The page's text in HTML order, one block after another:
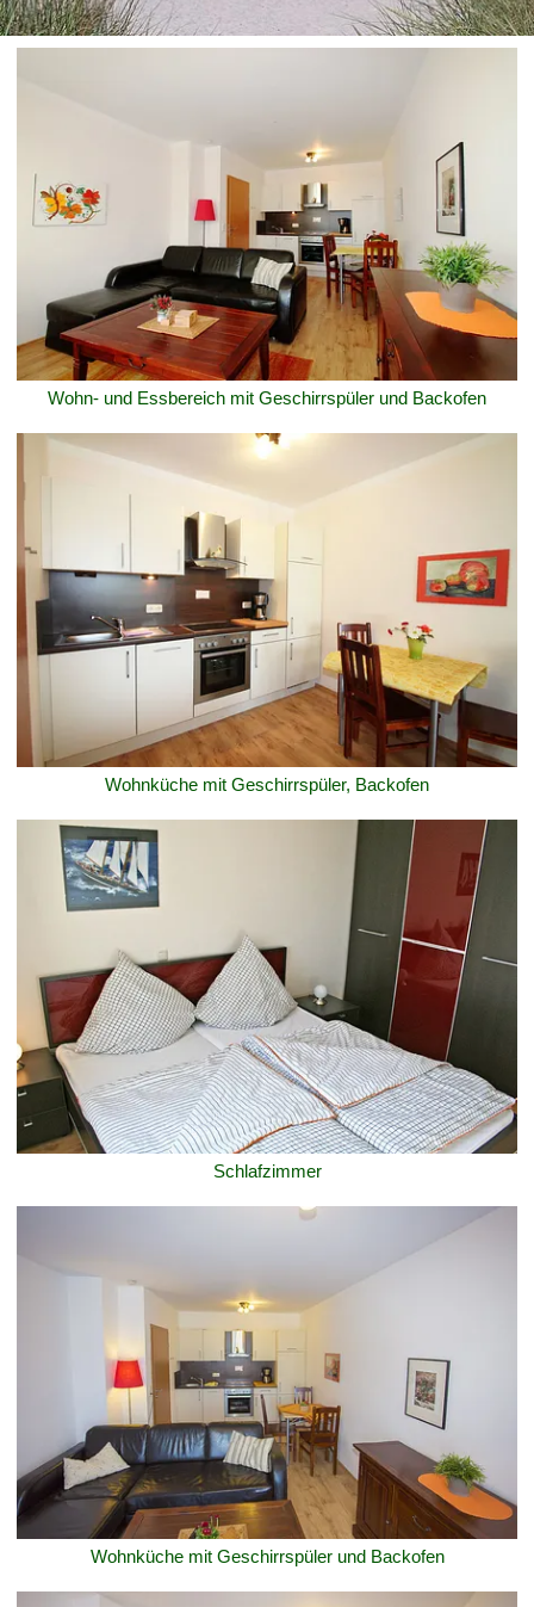
Wohn- und Essbereich mit Geschirrspüler und Backofen
Wohnküche mit Geschirrspüler, Backofen
Schlafzimmer
Wohnküche mit Geschirrspüler und Backofen